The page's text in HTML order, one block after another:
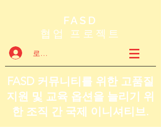
FASD
협업 프로젝트
로그인
FASD 커뮤니티를 위한 고품질
지원 및 교육 옵션을 늘리기 위
한 조직 간 국제 이니셔티브.